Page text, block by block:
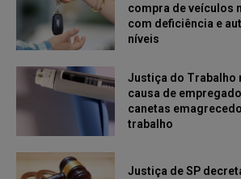
compra de veículos
com deficiência e
níveis
Justiça do Trabalho
causa de
canetas
trabalho
Justiça de SP